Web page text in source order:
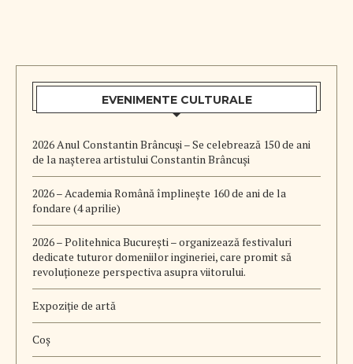
EVENIMENTE CULTURALE
2026 Anul Constantin Brâncuși – Se celebrează 150 de ani
de la nașterea artistului Constantin Brâncuși
2026 – Academia Română împlinește 160 de ani de la
fondare (4 aprilie)
2026 – Politehnica București – organizează festivaluri
dedicate tuturor domeniilor ingineriei, care promit să
revoluționeze perspectiva asupra viitorului.
Expoziție de artă
Coș